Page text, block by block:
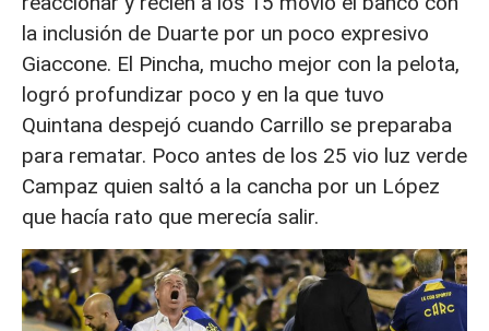
la inclusión de Duarte por un poco expresivo
Giaccone. El Pincha, mucho mejor con la pelota,
logró profundizar poco y en la que tuvo
Quintana despejó cuando Carrillo se preparaba
para rematar. Poco antes de los 25 vio luz verde
Campaz quien saltó a la cancha por un López
que hacía rato que merecía salir.